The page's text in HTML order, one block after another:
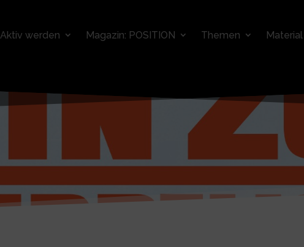
Aktiv werden Magazin: POSITION Themen Material